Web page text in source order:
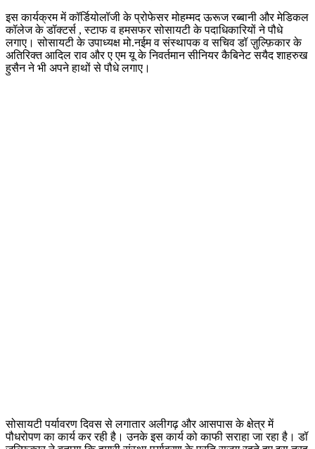
इस कार्यक्रम में कॉर्डियोलॉजी के प्रोफेसर मोहम्मद ऊरूज रब्बानी और मेडिकल
कॉलेज के डॉक्टर्स , स्टाफ व हमसफर सोसायटी के पदाधिकारियों ने पौधे
लगाए। सोसायटी के उपाध्यक्ष मो.नईम व संस्थापक व सचिव डॉ ज़ुल्फ़िकार के
अतिरिक्त आदिल राव और ए एम यू के निवर्तमान सीनियर कैबिनेट सयैद शाहरुख
हुसैन ने भी अपने हाथों से पौधे लगाए।
सोसायटी पर्यावरण दिवस से लगातार अलीगढ़ और आसपास के क्षेत्र में
पौधरोपण का कार्य कर रही है। उनके इस कार्य को काफी सराहा जा रहा है। डॉ